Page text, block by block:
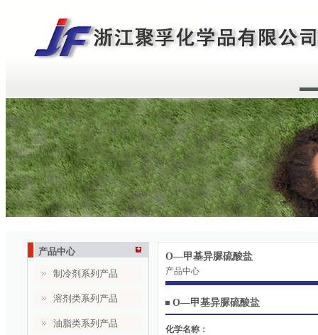
产品中心
制冷剂系列产品
溶剂类系列产品
油脂类系列产品
O—甲基异脲硫酸盐
产品中心
O—甲基异脲硫酸盐
化学名称：